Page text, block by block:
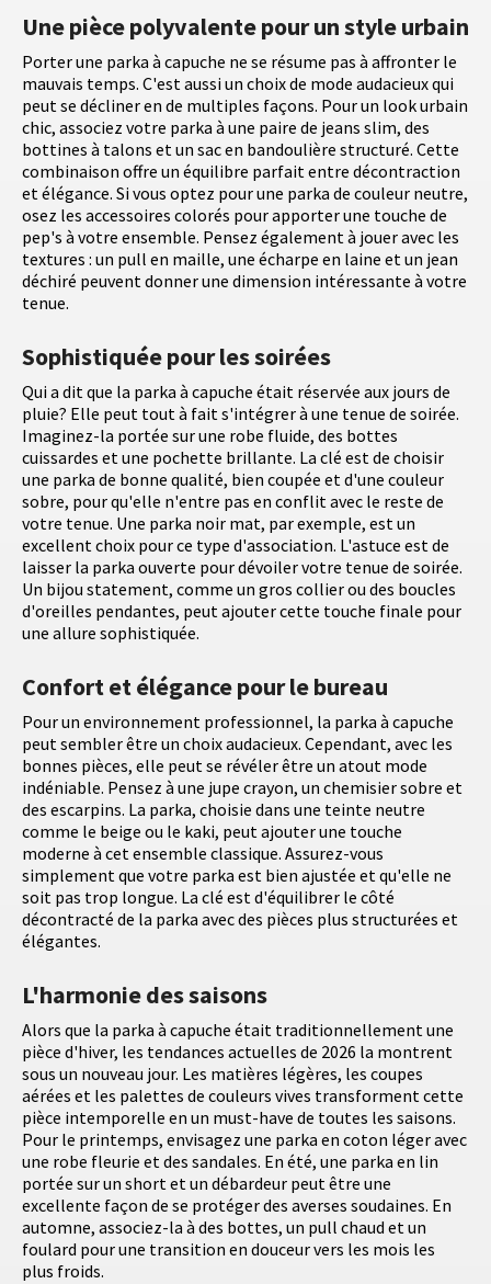
Une pièce polyvalente pour un style urbain
Porter une parka à capuche ne se résume pas à affronter le
mauvais temps. C'est aussi un choix de mode audacieux qui
peut se décliner en de multiples façons. Pour un look urbain
chic, associez votre parka à une paire de jeans slim, des
bottines à talons et un sac en bandoulière structuré. Cette
combinaison offre un équilibre parfait entre décontraction
et élégance. Si vous optez pour une parka de couleur neutre,
osez les accessoires colorés pour apporter une touche de
pep's à votre ensemble. Pensez également à jouer avec les
textures : un pull en maille, une écharpe en laine et un jean
déchiré peuvent donner une dimension intéressante à votre
tenue.
Sophistiquée pour les soirées
Qui a dit que la parka à capuche était réservée aux jours de
pluie? Elle peut tout à fait s'intégrer à une tenue de soirée.
Imaginez-la portée sur une robe fluide, des bottes
cuissardes et une pochette brillante. La clé est de choisir
une parka de bonne qualité, bien coupée et d'une couleur
sobre, pour qu'elle n'entre pas en conflit avec le reste de
votre tenue. Une parka noir mat, par exemple, est un
excellent choix pour ce type d'association. L'astuce est de
laisser la parka ouverte pour dévoiler votre tenue de soirée.
Un bijou statement, comme un gros collier ou des boucles
d'oreilles pendantes, peut ajouter cette touche finale pour
une allure sophistiquée.
Confort et élégance pour le bureau
Pour un environnement professionnel, la parka à capuche
peut sembler être un choix audacieux. Cependant, avec les
bonnes pièces, elle peut se révéler être un atout mode
indéniable. Pensez à une jupe crayon, un chemisier sobre et
des escarpins. La parka, choisie dans une teinte neutre
comme le beige ou le kaki, peut ajouter une touche
moderne à cet ensemble classique. Assurez-vous
simplement que votre parka est bien ajustée et qu'elle ne
soit pas trop longue. La clé est d'équilibrer le côté
décontracté de la parka avec des pièces plus structurées et
élégantes.
L'harmonie des saisons
Alors que la parka à capuche était traditionnellement une
pièce d'hiver, les tendances actuelles de 2026 la montrent
sous un nouveau jour. Les matières légères, les coupes
aérées et les palettes de couleurs vives transforment cette
pièce intemporelle en un must-have de toutes les saisons.
Pour le printemps, envisagez une parka en coton léger avec
une robe fleurie et des sandales. En été, une parka en lin
portée sur un short et un débardeur peut être une
excellente façon de se protéger des averses soudaines. En
automne, associez-la à des bottes, un pull chaud et un
foulard pour une transition en douceur vers les mois les
plus froids.